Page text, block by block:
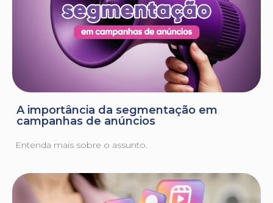
A importância da segmentação em
campanhas de anúncios
Entenda mais sobre o assunto.